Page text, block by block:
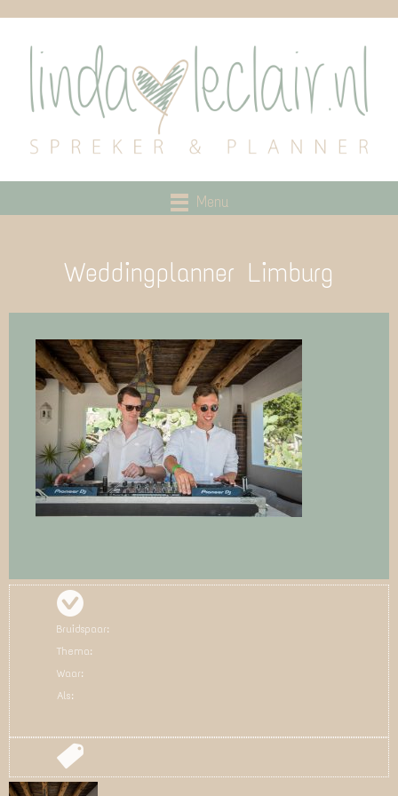
Menu
Weddingplanner Limburg
Bruidspaar:
Thema:
Waar:
Als: